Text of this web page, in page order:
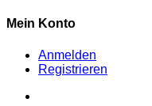
Mein Konto
Anmelden
Registrieren